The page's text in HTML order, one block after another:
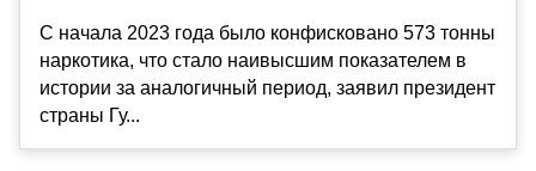
С начала 2023 года было конфисковано 573 тонны
наркотика, что стало наивысшим показателем в
истории за аналогичный период, заявил президент
страны Гу...